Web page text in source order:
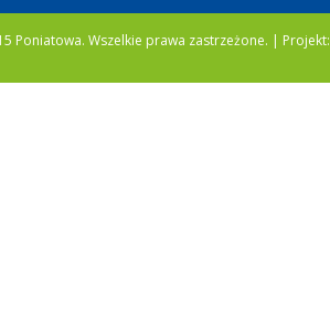
Poniatowa. Wszelkie prawa zastrzeżone. | Projekt: